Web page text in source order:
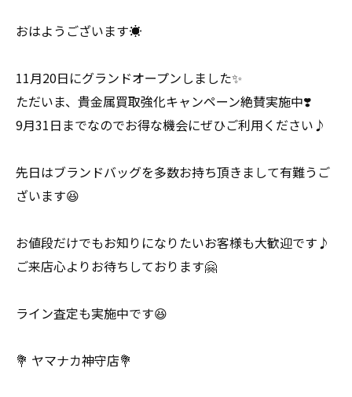
おはようございます☀
11月20日にグランドオープンしました✨
ただいま、貴金属買取強化キャンペーン絶賛実施中❣️
9月31日までなのでお得な機会にぜひご利用ください♪
先日はブランドバッグを多数お持ち頂きまして有難うご
ざいます😆
お値段だけでもお知りになりたいお客様も大歓迎です♪
ご来店心よりお待ちしております🤗
ライン査定も実施中です😆
💐 ヤマナカ神守店💐